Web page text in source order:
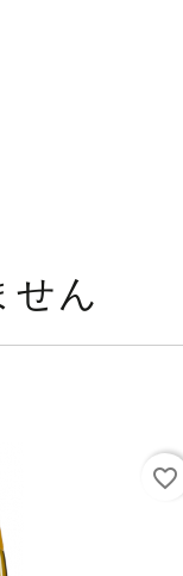
せん
favorite_border